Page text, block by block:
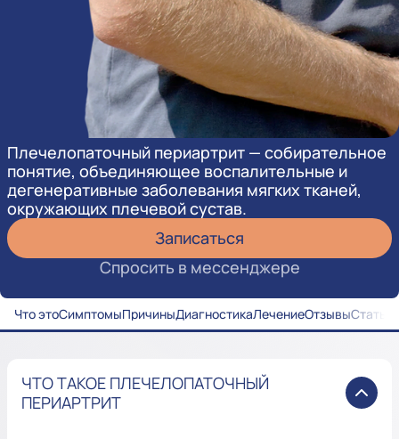
Плечелопаточный периартрит — собирательное
понятие, объединяющее воспалительные и
дегенеративные заболевания мягких тканей,
окружающих плечевой сустав.
Записаться
Спросить в мессенджере
Что этоСимптомыПричиныДиагностикаЛечениеОтзывыСтатьи
ЧТО ТАКОЕ ПЛЕЧЕЛОПАТОЧНЫЙ
ПЕРИАРТРИТ